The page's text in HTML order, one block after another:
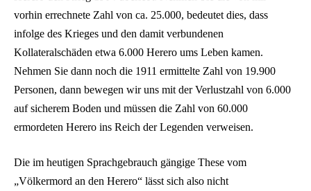
vorhin errechnete Zahl von ca. 25.000, bedeutet dies, dass
infolge des Krieges und den damit verbundenen
Kollateralschäden etwa 6.000 Herero ums Leben kamen.
Nehmen Sie dann noch die 1911 ermittelte Zahl von 19.900
Personen, dann bewegen wir uns mit der Verlustzahl von 6.000
auf sicherem Boden und müssen die Zahl von 60.000
ermordeten Herero ins Reich der Legenden verweisen.
Die im heutigen Sprachgebrauch gängige These vom
„Völkermord an den Herero“ lässt sich also nicht